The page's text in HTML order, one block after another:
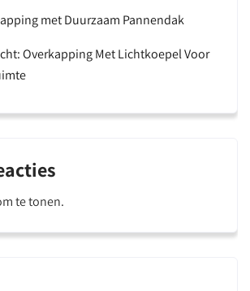
met Duurzaam Pannendak
Overkapping Met Lichtkoepel Voor
te tonen.